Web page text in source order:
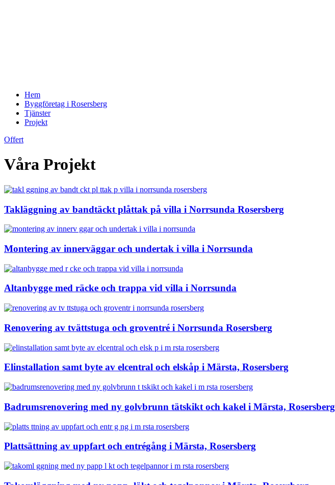
Hem
Byggföretag i Rosersberg
Tjänster
Projekt
Offert
Våra Projekt
Takläggning av bandtäckt plåttak på villa i Norrsunda Rosersberg
Montering av innerväggar och undertak i villa i Norrsunda
Altanbygge med räcke och trappa vid villa i Norrsunda
Renovering av tvättstuga och groventré i Norrsunda Rosersberg
Elinstallation samt byte av elcentral och elskåp i Märsta, Rosersberg
Badrumsrenovering med ny golvbrunn tätskikt och kakel i Märsta, Rosersberg
Plattsättning av uppfart och entrégång i Märsta, Rosersberg